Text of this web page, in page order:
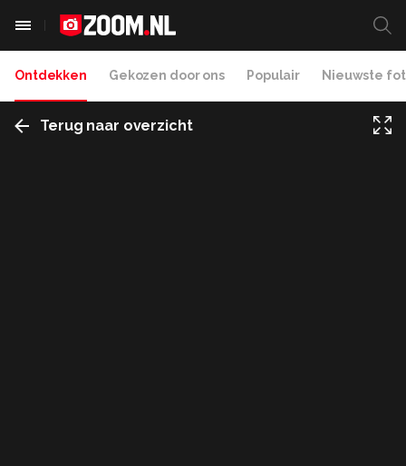
Ontdekken Gekozen door ons Populair Nieuwste
Terug naar overzicht